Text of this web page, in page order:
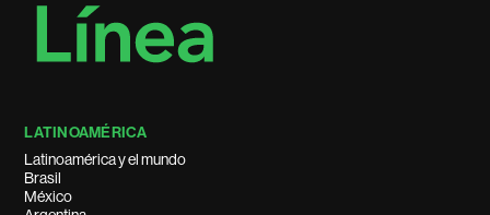
LATINOAMÉRICA
Latinoamérica y el mundo
Brasil
México